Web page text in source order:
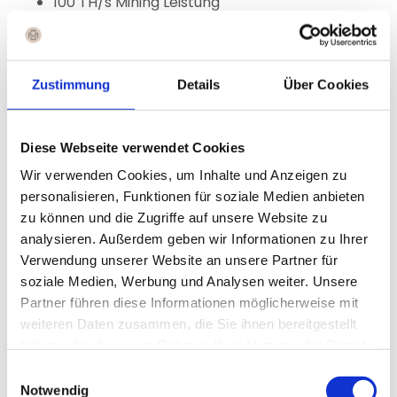
Zustimmung Details Über Cookies
Diese Webseite verwendet Cookies
Wir verwenden Cookies, um Inhalte und Anzeigen zu
personalisieren, Funktionen für soziale Medien anbieten
zu können und die Zugriffe auf unsere Website zu
analysieren. Außerdem geben wir Informationen zu Ihrer
Verwendung unserer Website an unsere Partner für
soziale Medien, Werbung und Analysen weiter. Unsere
Partner führen diese Informationen möglicherweise mit
weiteren Daten zusammen, die Sie ihnen bereitgestellt
Notwendig
eine Laufzeit von etwa 120 Tagen (abhängig
laut Unternehmensangaben einen Zielertrag
von ca. 114 % auf deinen eingesetzten
Kartenpreis
deine Erträge in Bitcoin
Karte, und danach arbeitet das System mit deinem
Invest automatisch weiter.
Wichtig zu verstehen: Die Laufzeit der hier
angegebenen 120 Tage sowie der Zielertrag sind
flexibel und stellen kein Versprechen dar.
Wie funktioniert denn so eine Mining Karte, fragst du
dich jetzt. Das erkläre ich dir im eigentlichen Haupt-